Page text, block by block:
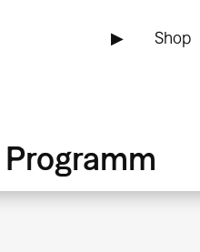
▶ Shop
Programm